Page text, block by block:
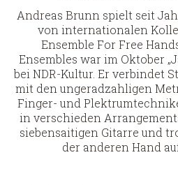
Andreas Brunn spielt seit
von internationalen
Ensemble For Free
Ensembles war im Oktober
bei NDR-Kultur. Er verbindet
mit den ungeradzahligen
Finger- und
in verschieden
siebensaitigen Gitarre und
der anderen Hand